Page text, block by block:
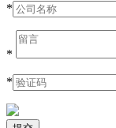
*
*
*